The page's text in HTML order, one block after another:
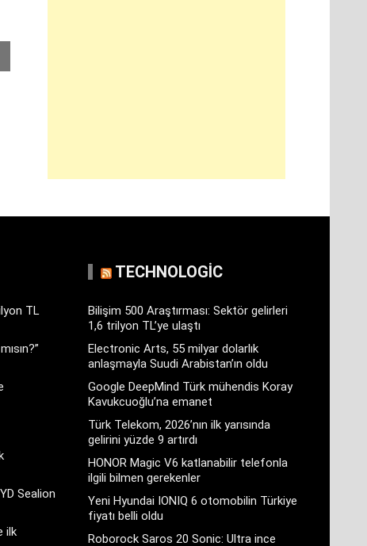
TL
Sealion
ilk
TECHNOLOGIC
Bilişim 500 Araştırması: Sektör gelirleri
1,6 trilyon TL’ye ulaştı
Electronic Arts, 55 milyar dolarlık
anlaşmayla Suudi Arabistan’ın oldu
Google DeepMind Türk mühendis Koray
Kavukcuoğlu’na emanet
Türk Telekom, 2026’nın ilk yarısında
gelirini yüzde 9 artırdı
HONOR Magic V6 katlanabilir telefonla
ilgili bilmen gerekenler
Yeni Hyundai IONIQ 6 otomobilin Türkiye
fiyatı belli oldu
Roborock Saros 20 Sonic: Ultra ince